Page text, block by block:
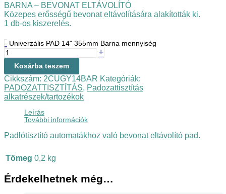
BARNA – BEVONAT ELTÁVOLÍTÓ
Közepes erősségű bevonat eltávolítására alakították ki.
1 db-os kiszerelés.
- Univerzális PAD 14" 355mm Barna mennyiség
+
Kosárba teszem
Cikkszám: 2CUGY14BAR Kategóriák:
PADOZATTISZTÍTÁS, Padozattisztítás
alkatrészek/tartozékok
Leírás
További információk
Padlótisztító automatákhoz való bevonat eltávolító pad.
Tömeg 0,2 kg
Érdekelhetnek még…